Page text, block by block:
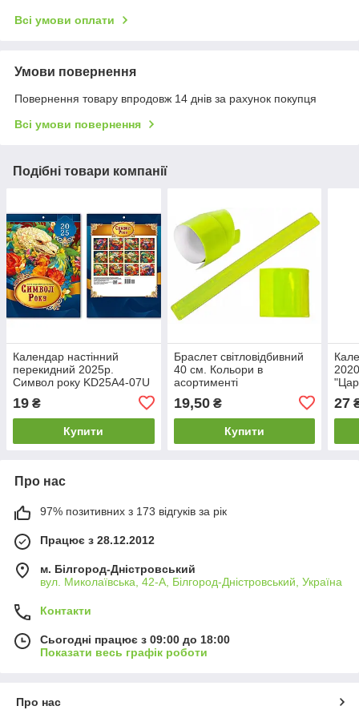
Всі умови оплати
Умови повернення
Повернення товару впродовж 14 днів за рахунок покупця
Всі умови повернення
Подібні товари компанії
Календар настінний
перекидний 2025р.
Символ року KD25A4-07U
19 ₴
Купити
Браслет світловідбивний
40 см. Кольори в
асортименті
19,50₴
Купити
27
Про нас
97% позитивних з 173 відгуків за рік
Працює з 28.12.2012
м. Білгород-Дністровський
вул. Миколаївська, 42-А, Білгород-Дністровський, Україна
Контакти
Сьогодні працює з 09:00 до 18:00
Показати весь графік роботи
Про нас